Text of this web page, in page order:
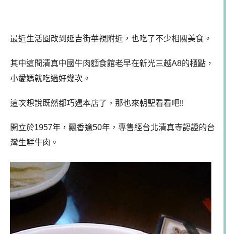
最近生活圈改到延吉街華視附近，也吃了不少相關美食。
其中這間清真中國牛肉麵食館老早在新光三越A8的櫃點，
小愛媽就吃過好幾次。
這次想說既然都巧遇本店了，那也來朝聖看看吧!!
開立於1957年，飄香逾50年，專售經台北清真寺認證的台
灣生鮮牛肉。